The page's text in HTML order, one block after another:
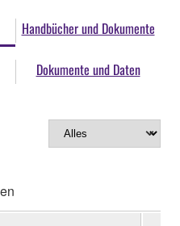
Handbücher und Dokumente
Dokumente und Daten